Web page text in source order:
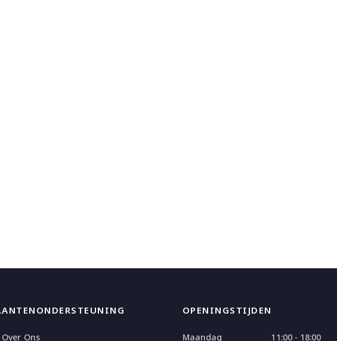
Over Ons
OPENINGSTIJDEN
Maandag 11:00 - 18:00